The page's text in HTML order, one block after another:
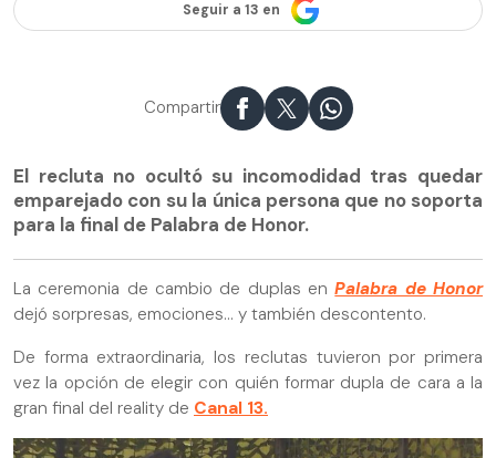
Seguir a 13 en
Compartir
El recluta no ocultó su incomodidad tras quedar
emparejado con su la única persona que no soporta
para la final de Palabra de Honor.
La ceremonia de cambio de duplas enPalabra de Honor
dejó sorpresas, emociones… y también descontento.
De forma extraordinaria, los reclutas tuvieron por primera
vez la opción de elegir con quién formar dupla de cara a la
gran final del reality de Canal 13.